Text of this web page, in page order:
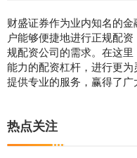
财盛证券作为业内知名的
户能够便捷地进行正规配
规配资公司的需求。在这
能力的配资杠杆，进行更
提供专业的服务，赢得了广
热点关注